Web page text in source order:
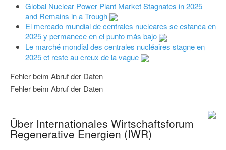
Global Nuclear Power Plant Market Stagnates in 2025
and Remains in a Trough
El mercado mundial de centrales nucleares se estanca en
2025 y permanece en el punto más bajo
Le marché mondial des centrales nucléaires stagne en
2025 et reste au creux de la vague
Fehler beim Abruf der Daten
Fehler beim Abruf der Daten
Über Internationales Wirtschaftsforum
Regenerative Energien (IWR)